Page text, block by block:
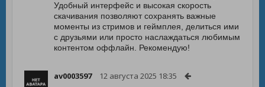
Удобный интерфейс и высокая скорость
скачивания позволяют сохранять важные
моменты из стримов и геймплея, делиться ими
с друзьями или просто наслаждаться любимым
контентом оффлайн. Рекомендую!
av0003597 12 августа 2025 18:35